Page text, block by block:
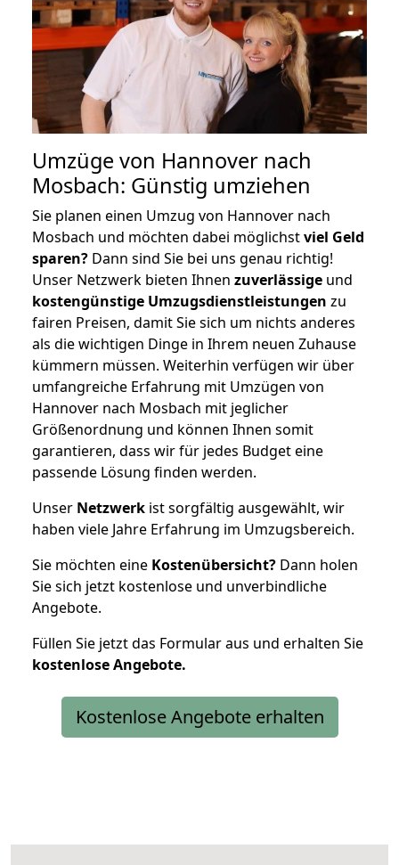
Umzüge von Hannover nach
Mosbach: Günstig umziehen
Sie planen einen Umzug von Hannover nach
Mosbach und möchten dabei möglichstviel Geld
sparen? Dann sind Sie bei uns genau richtig!
Unser Netzwerk bieten Ihnen zuverlässige und
kostengünstige Umzugsdienstleistungen zu
fairen Preisen, damit Sie sich um nichts anderes
als die wichtigen Dinge in Ihrem neuen Zuhause
kümmern müssen. Weiterhin verfügen wir über
umfangreiche Erfahrung mit Umzügen von
Hannover nach Mosbach mit jeglicher
Größenordnung und können Ihnen somit
garantieren, dass wir für jedes Budget eine
passende Lösung finden werden.
Unser Netzwerk ist sorgfältig ausgewählt, wir
haben viele Jahre Erfahrung im Umzugsbereich.
Sie möchten eine Kostenübersicht? Dann holen
Sie sich jetzt kostenlose und unverbindliche
Angebote.
Füllen Sie jetzt das Formular aus und erhalten Sie
kostenloseAngebote.
Kostenlose Angebote erhalten